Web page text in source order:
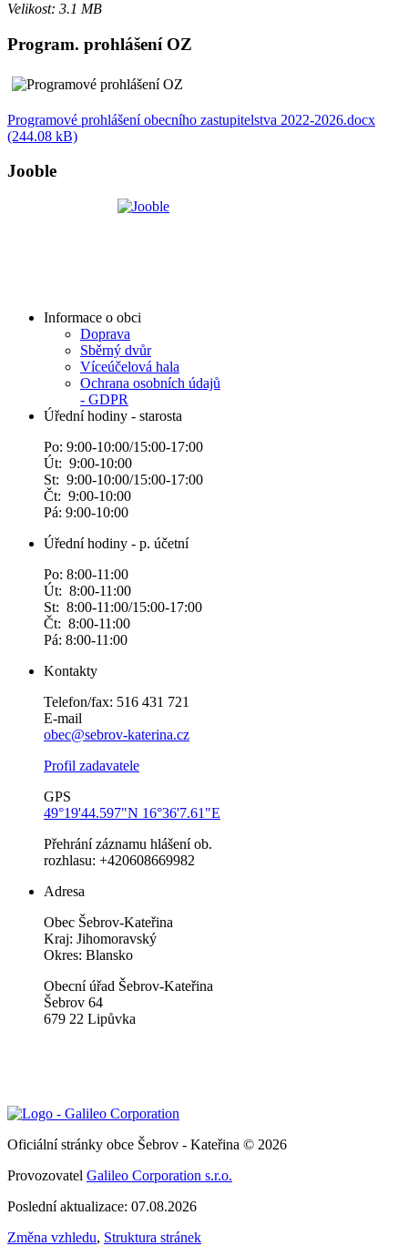
Velikost: 3.1 MB
Program. prohlášení OZ
Programové prohlášení obecního zastupitelstva 2022-2026.docx
(244.08 kB)
Jooble
Informace o obci
Doprava
Sběrný dvůr
Víceúčelová hala
Ochrana osobních údajů
- GDPR
Úřední hodiny - starosta
Po: 9:00-10:00/15:00-17:00
Út: 9:00-10:00
St: 9:00-10:00/15:00-17:00
Čt: 9:00-10:00
Pá: 9:00-10:00
Úřední hodiny - p. účetní
Po: 8:00-11:00
Út: 8:00-11:00
St: 8:00-11:00/15:00-17:00
Čt: 8:00-11:00
Pá: 8:00-11:00
Kontakty
Telefon/fax: 516 431 721
E-mail
obec@sebrov-katerina.cz
Profil zadavatele
GPS
49°19'44.597"N 16°36'7.61"E
Přehrání záznamu hlášení ob.
rozhlasu: +420608669982
Adresa
Obec Šebrov-Kateřina
Kraj: Jihomoravský
Okres: Blansko
Obecní úřad Šebrov-Kateřina
Šebrov 64
679 22 Lipůvka
Oficiální stránky obce Šebrov - Kateřina © 2026
Provozovatel Galileo Corporation s.r.o.
Poslední aktualizace: 07.08.2026
Změna vzhledu, Struktura stránek